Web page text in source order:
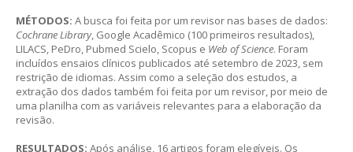
MÉTODOS: A busca foi feita por um revisor nas bases de dados:
Cochrane Library, Google Acadêmico (100 primeiros resultados),
LILACS, PeDro, Pubmed Scielo, Scopus e Web of Science. Foram
incluídos ensaios clínicos publicados até setembro de 2023, sem
restrição de idiomas. Assim como a seleção dos estudos, a
extração dos dados também foi feita por um revisor, por meio de
uma planilha com as variáveis relevantes para a elaboração da
revisão.
RESULTADOS: Após análise, 16 artigos foram elegíveis. Os